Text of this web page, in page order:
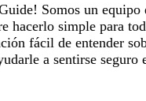
Somos un equipo
hacerlo simple para
fácil de entender
a sentirse seguro